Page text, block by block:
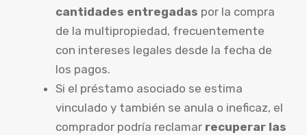
cantidades entregadas por la compra
de la multipropiedad, frecuentemente
con intereses legales desde la fecha de
los pagos.
Si el préstamo asociado se estima
vinculado y también se anula o ineficaz, el
comprador podría reclamar recuperar las